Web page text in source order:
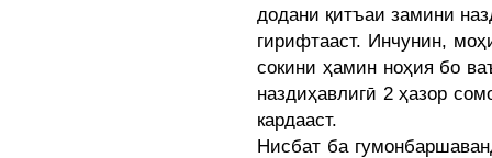
додани қитъаи замини
гирифтааст. Инчунин,
сокини ҳамин ноҳия бо
наздиҳавлигӣ 2 ҳазор
кардааст.
Нисбат ба